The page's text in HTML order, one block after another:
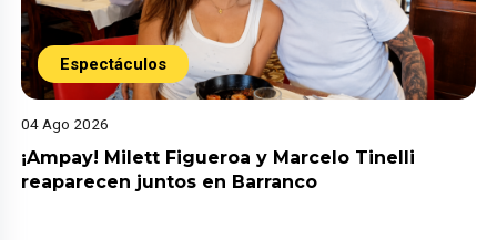
Espectáculos
04 Ago 2026
¡Ampay! Milett Figueroa y Marcelo Tinelli
reaparecen juntos en Barranco